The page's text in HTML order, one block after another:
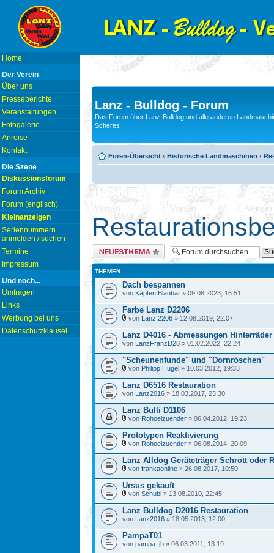
Home
Der Verein
Über uns
Presseberichte
Veranstaltungen
Fotogalerie
Anreise
Kontakt
Die Szene
Diskussionsforum
Forum Archiv
Forum (englisch)
Kleinanzeigen
Seriennummern
anmelden / suchen
Termine
Impressum
Und noch...
Umfragen
Links
Werbung bei uns
Datenschutzklausel
Lanz - Bulldog - Forum
Das Forum über Lanz-Bulldog und alle anderen
Scheres
Foren-Übersicht ‹ Historische Landmaschinen ‹
Neues Thema erstellen
THEMEN
Dach bespannen
von Käpten Blaubär » 09.08.2023, 16:51
Farbe Lanz D2206
von Lanz 2206 » 12.08.2019, 22:07
Lanz D4016 - Abmessungen Hinterräder
von LanzFranzD28 » 01.02.2022, 22:24
"Scheunenfunde" und "Dornröschen"
von Philipp Hügel » 10.03.2012, 19:33
Lanz D6516 Restauration
von Lanz2016 » 18.03.2017, 23:30
Lanz Bulli D1106
von Rohoelzuender » 06.04.2012, 19:23
Prototypen Reaktivierung
von Rohoelzuender » 06.08.2014, 20:09
Lanz Alldog Geräteträger Schrott oder
von frankaonline » 26.08.2017, 10:50
Ursus gekauft
von Schubi » 13.08.2010, 22:45
Lanz Bulldog D2016 Restauration
von Lanz2016 » 18.05.2013, 12:00
PampaT01
von pampa_jb » 06.03.2011, 13:19